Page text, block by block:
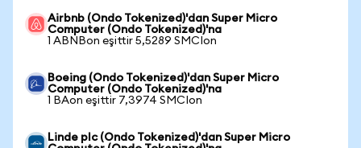
Airbnb (Ondo Tokenized)'dan Super Micro
Computer (Ondo Tokenized)'na
1 ABNBon eşittir 5,5289 SMCIon
Boeing (Ondo Tokenized)'dan Super Micro
Computer (Ondo Tokenized)'na
1 BAon eşittir 7,3974 SMCIon
Linde plc (Ondo Tokenized)'dan Super Micro